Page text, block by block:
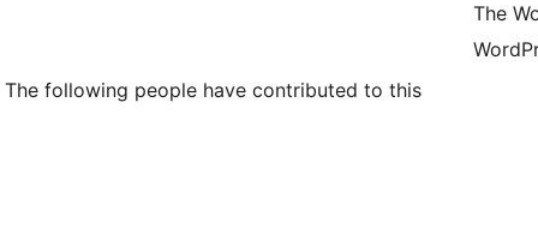
The following people have contributed to this
The